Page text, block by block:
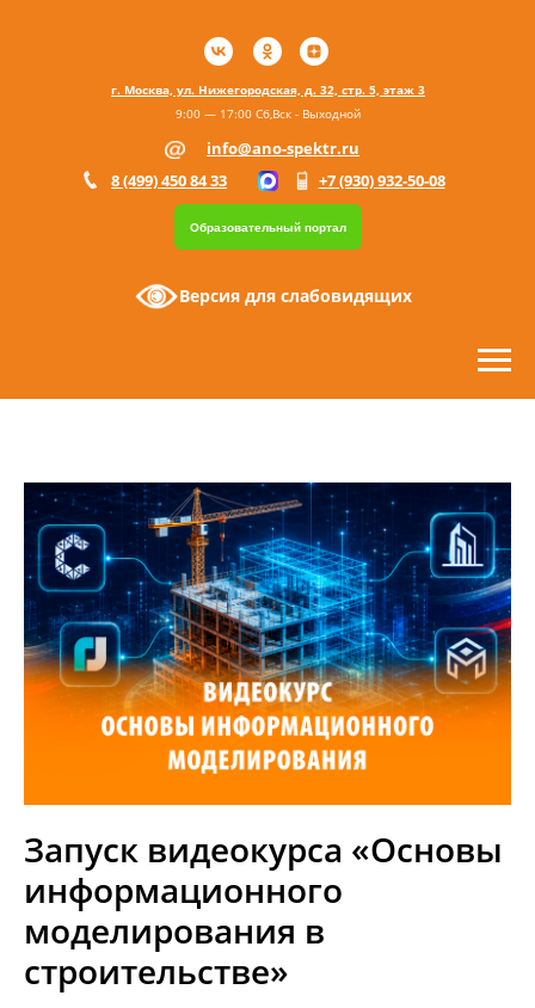
Образовательный портал
г. Москва, ул. Нижегородская, д. 32, стр. 5, этаж 3
+7 (930) 932-50-08
8 (499) 450 84 33
info@ano-spektr.ru
9:00 — 17:00 Сб,Вск - Выходной
Версия для слабовидящих
Запуск видеокурса «Основы
информационного
моделирования в
строительстве»